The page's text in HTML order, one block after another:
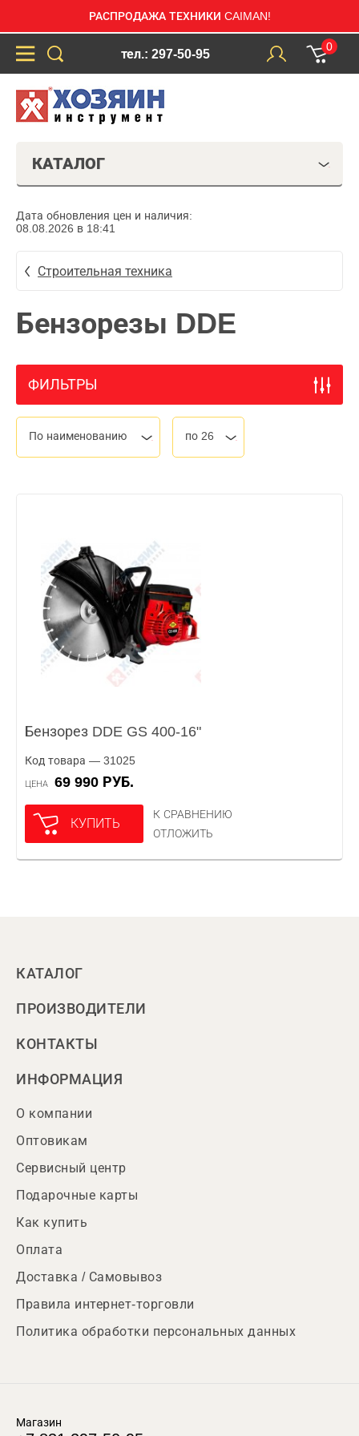
РАСПРОДАЖА ТЕХНИКИ CAIMAN!
тел.: 297-50-95
0
КАТАЛОГ
Дата обновления цен и наличия:
08.08.2026 в 18:41
Строительная техника
Бензорезы DDE
ФИЛЬТРЫ
По наименованию по 26
Бензорез DDE GS 400-16"
Код товара — 31025
ЦЕНА 69 990 РУБ.
КУПИТЬ
К СРАВНЕНИЮ
ОТЛОЖИТЬ
КАТАЛОГ
ПРОИЗВОДИТЕЛИ
КОНТАКТЫ
ИНФОРМАЦИЯ
О компании
Оптовикам
Сервисный центр
Подарочные карты
Как купить
Оплата
Доставка / Самовывоз
Правила интернет-торговли
Политика обработки персональных данных
Магазин